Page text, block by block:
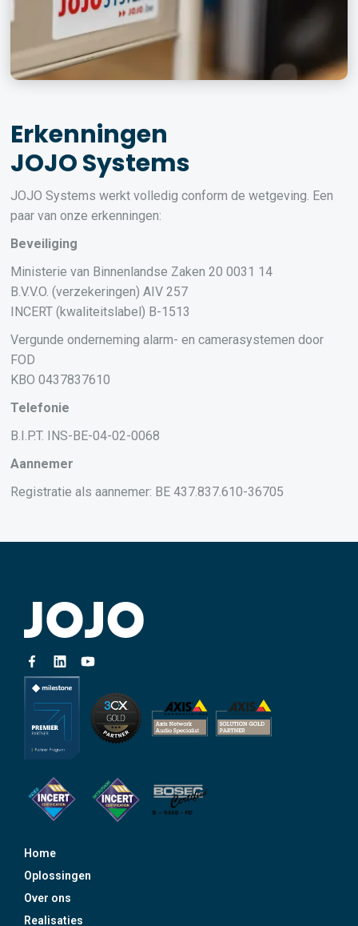
Erkenningen
JOJO Systems
JOJO Systems werkt volledig conform de wetgeving. Een
paar van onze erkenningen:
Beveiliging
Ministerie van Binnenlandse Zaken 20 0031 14
B.V.V.O. (verzekeringen) AIV 257
INCERT (kwaliteitslabel) B-1513
Vergunde onderneming alarm- en camerasystemen door
FOD
KBO 0437837610
Telefonie
B.I.P.T. INS-BE-04-02-0068
Aannemer
Registratie als aannemer: BE 437.837.610-36705
Home
Oplossingen
Over ons
Realisaties